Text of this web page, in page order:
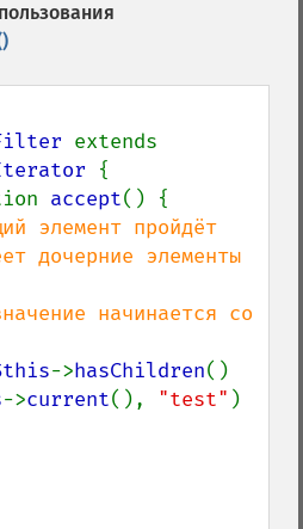
{
accept() {
элемент пройдёт
дочерние элементы
->hasChildren()
->current(), "test" )